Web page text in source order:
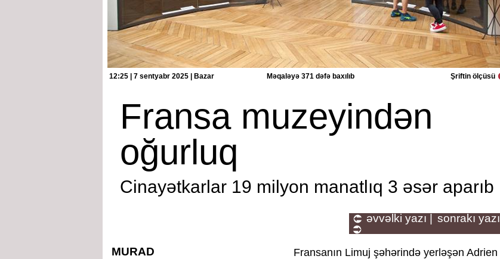
12:25 | 7 sentyabr 2025 | Bazar Məqaləyə 371 dəfə baxılıb Şriftin ölçüsü
Fransa muzeyindən
oğurluq
Cinayətkarlar 19 milyon manatlıq 3 əsər aparıb
əvvəlki yazı | sonrakı yazı
MURAD
Fransanın Limuj şəhərində yerləşən Adrien